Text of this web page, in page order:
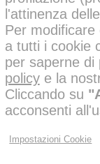
Set 3
l'attinenza
Per
a tutti i cookie
per saperne di
policye la
Cliccando su
acconsenti